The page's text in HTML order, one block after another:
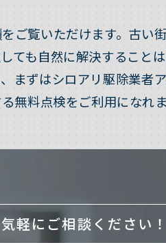
覧いただけます。古い街
も自然に解決することは
まずはシロアリ駆除業者
無料点検をご利用になれま
軽にご相談ください！